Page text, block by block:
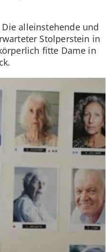
alleinstehende und
Stolperstein in
fitte Dame in